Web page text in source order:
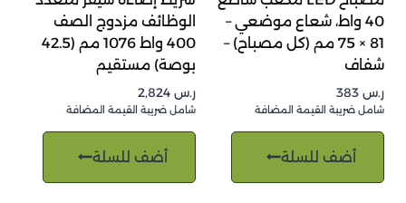
40 واط، شعاع موضعي –
81 × 75 مم (كل مصباح) –
شفاف
ر.س
شامل ضريبة القيمة المضافة
أضف للسلة
الوظائف مزدوج الصف
400 واط 1076 مم (42.5
بوصة) مستقيم
ر.س
شامل ضريبة القيمة المضافة
أضف للسلة